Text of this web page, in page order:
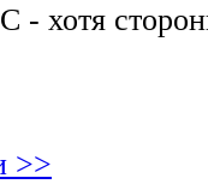
- хотя
>>